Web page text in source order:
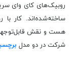
روبیک‌های کای وای
ساخته‌شده‌اند. کار
هست و نقش
شرکت در دو مدل